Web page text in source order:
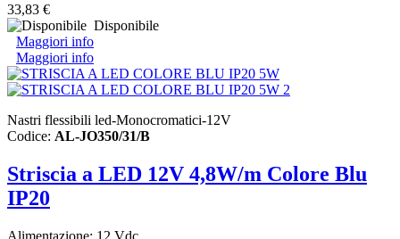
33,83 €
Disponibile
Maggiori info
Maggiori info
Nastri flessibili led-Monocromatici-12V
Codice: AL-JO350/31/B
Striscia a LED 12V 4,8W/m Colore Blu
IP20
Alimentazione: 12 Vdc